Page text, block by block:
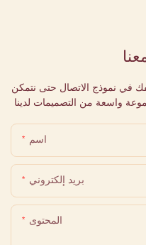
في نموذج الاتصال حتى نتمكن
واسعة من التصميمات لدينا
اسم
بريد إلكتروني
المحتوى